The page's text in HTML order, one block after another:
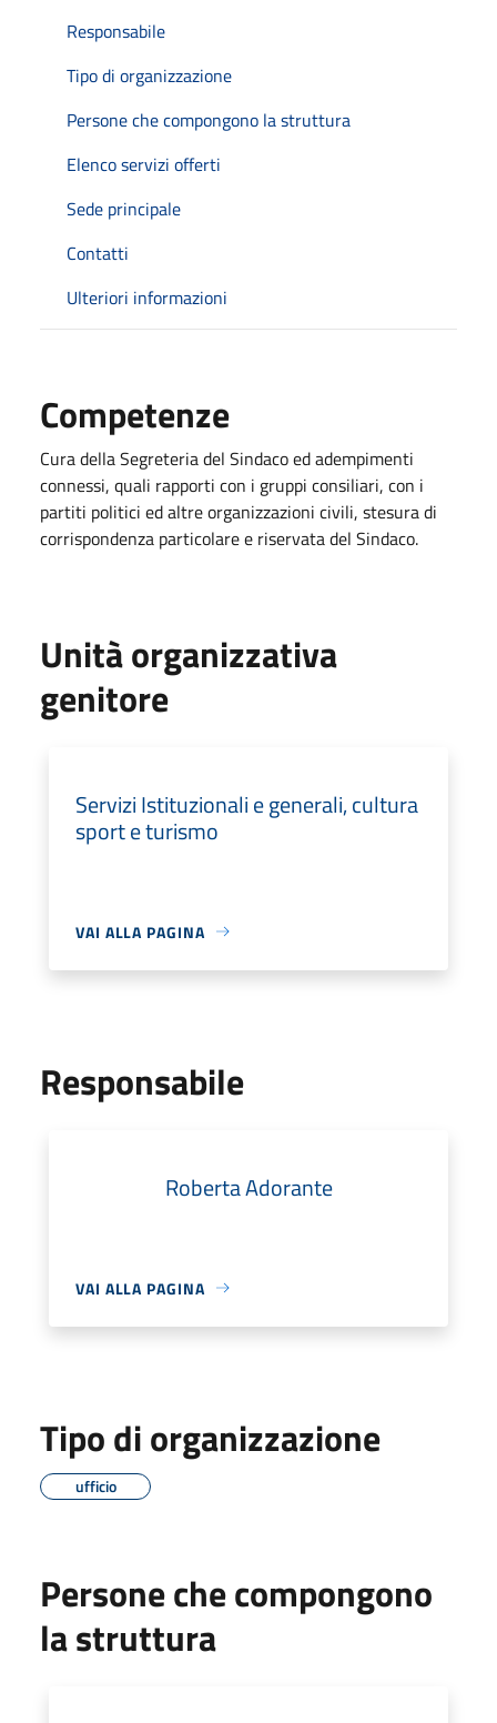
Responsabile
Tipo di organizzazione
Persone che compongono la struttura
Elenco servizi offerti
Sede principale
Contatti
Ulteriori informazioni
Competenze
Cura della Segreteria del Sindaco ed adempimenti
connessi, quali rapporti con i gruppi consiliari, con i
partiti politici ed altre organizzazioni civili, stesura di
corrispondenza particolare e riservata del Sindaco.
Unità organizzativa
genitore
Servizi Istituzionali e generali, cultura
sport e turismo
VAI ALLA PAGINA
Responsabile
Roberta Adorante
VAI ALLA PAGINA
Tipo di organizzazione
ufficio
Persone che compongono
la struttura